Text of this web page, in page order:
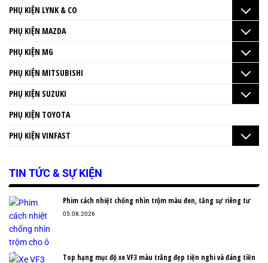
PHỤ KIỆN LYNK & CO
PHỤ KIỆN MAZDA
PHỤ KIỆN MG
PHỤ KIỆN MITSUBISHI
PHỤ KIỆN SUZUKI
PHỤ KIỆN TOYOTA
PHỤ KIỆN VINFAST
TIN TỨC & SỰ KIỆN
Phim cách nhiệt chống nhìn trộm màu đen, tăng sự riêng tư
05.08.2026
Top hạng mục độ xe VF3 màu trắng đẹp tiện nghi và đáng tiền